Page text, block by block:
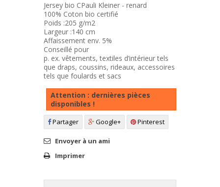
Jersey bio CPauli Kleiner - renard
100% Coton bio certifié
Poids :205 g/m2
Largeur :140 cm
Affaissement env. 5%
Conseillé pour
p. ex. vêtements, textiles d’intérieur tels
que draps, coussins, rideaux, accessoires
tels que foulards et sacs
Attention : dernières pièces
disponibles !
Partager Google+ Pinterest
Envoyer à un ami
Imprimer